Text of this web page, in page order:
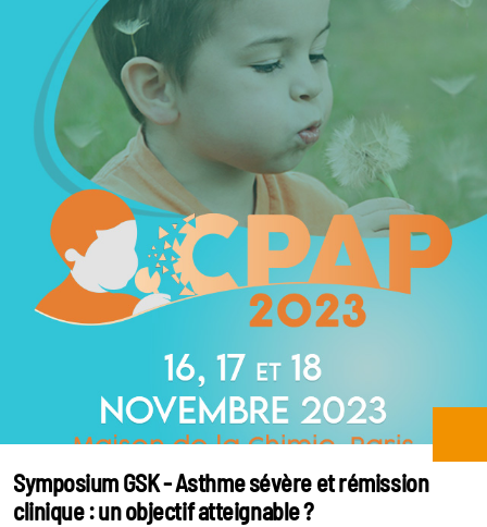
Symposium GSK - Asthme sévère et rémission
clinique : un objectif atteignable ?